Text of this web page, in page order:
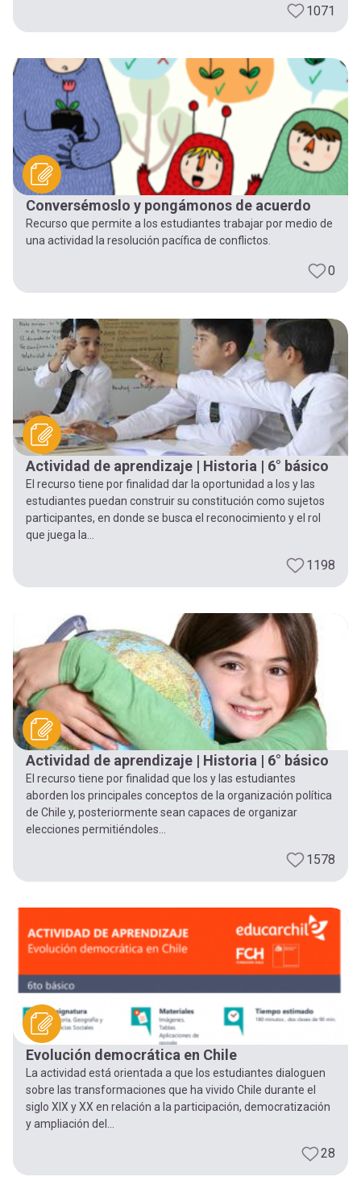
1071
Conversémoslo y pongámonos de acuerdo
Recurso que permite a los estudiantes trabajar por medio de
una actividad la resolución pacífica de conflictos.
0
Actividad de aprendizaje | Historia | 6° básico
El recurso tiene por finalidad dar la oportunidad a los y las
estudiantes puedan construir su constitución como sujetos
participantes, en donde se busca el reconocimiento y el rol
que juega la...
1198
Actividad de aprendizaje | Historia | 6° básico
El recurso tiene por finalidad que los y las estudiantes
aborden los principales conceptos de la organización política
de Chile y, posteriormente sean capaces de organizar
elecciones permitiéndoles...
1578
Evolución democrática en Chile
La actividad está orientada a que los estudiantes dialoguen
sobre las transformaciones que ha vivido Chile durante el
siglo XIX y XX en relación a la participación, democratización
y ampliación del...
28